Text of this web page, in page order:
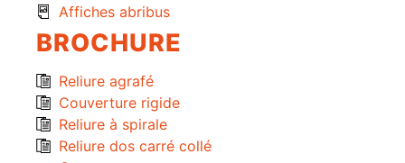
Affiches abribus
BROCHURE
Reliure agrafé
Couverture rigide
Reliure à spirale
Reliure dos carré collé